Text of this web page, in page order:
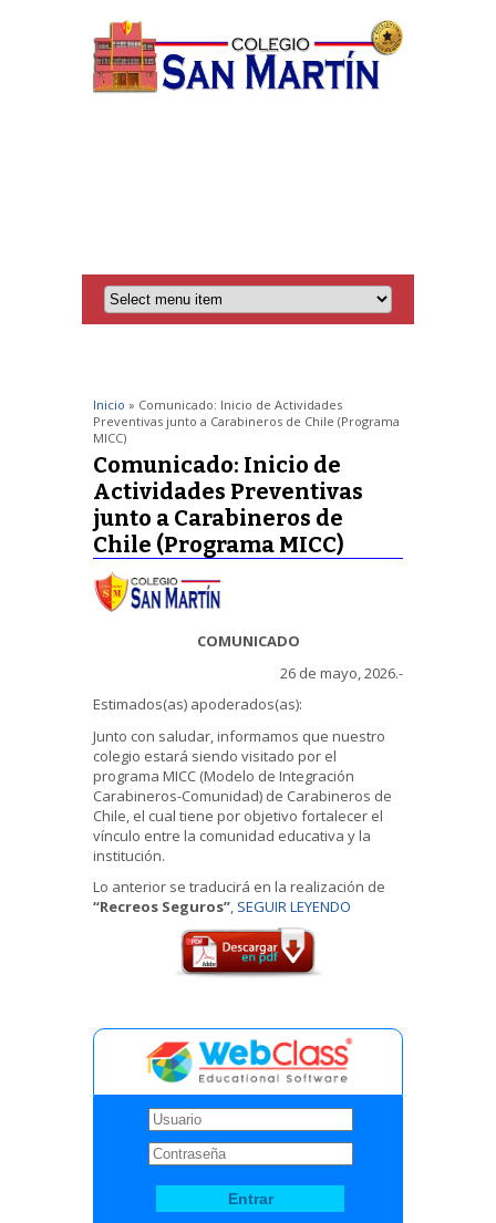
Inicio » Comunicado: Inicio de Actividades
Preventivas junto a Carabineros de Chile (Programa
MICC)
Comunicado: Inicio de
Actividades Preventivas
junto a Carabineros de
Chile (Programa MICC)
COMUNICADO
26 de mayo, 2026.-
Estimados(as) apoderados(as):
Junto con saludar, informamos que nuestro
colegio estará siendo visitado por el
programa MICC (Modelo de Integración
Carabineros-Comunidad) de Carabineros de
Chile, el cual tiene por objetivo fortalecer el
vínculo entre la comunidad educativa y la
institución.
Lo anterior se traducirá en la realización de
“Recreos Seguros”, SEGUIR LEYENDO